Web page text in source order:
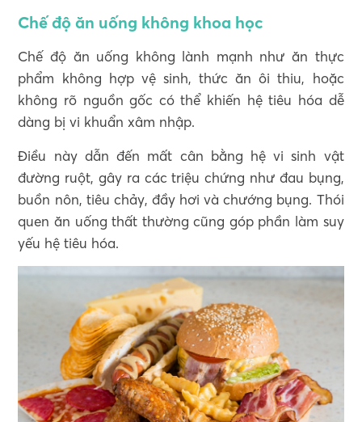
Chế độ ăn uống không khoa học
Chế độ ăn uống không lành mạnh như ăn thực
phẩm không hợp vệ sinh, thức ăn ôi thiu, hoặc
không rõ nguồn gốc có thể khiến hệ tiêu hóa dễ
dàng bị vi khuẩn xâm nhập.
Điều này dẫn đến mất cân bằng hệ vi sinh vật
đường ruột, gây ra các triệu chứng như đau bụng,
buồn nôn, tiêu chảy, đầy hơi và chướng bụng. Thói
quen ăn uống thất thường cũng góp phần làm suy
yếu hệ tiêu hóa.